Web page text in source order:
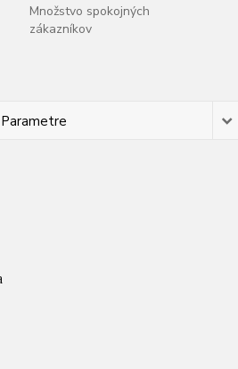
Množstvo spokojných
zákazníkov
Parametre